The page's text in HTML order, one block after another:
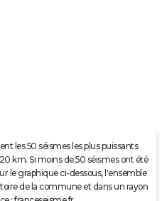
les 50 séismes les plus puissants
km. Si moins de 50 séismes ont été
le graphique ci-dessous, l'ensemble
de la commune et dans un rayon